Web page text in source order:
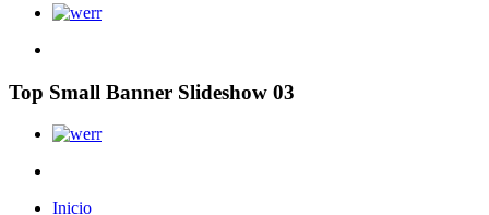
Top Small Banner Slideshow 03
Inicio